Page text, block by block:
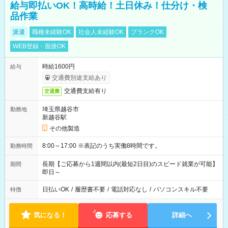
給与即払いOK！高時給！土日休み！仕分け・検
品作業
派遣 職種未経験OK 社会人未経験OK
ブランクOK
WEB登録・面接OK
給与
時給1600円
交通費別途支給あり
交通費 交通費支給有り
勤務地
埼玉県越谷市
新越谷駅
その他製造
勤務時間 8:00～17:00 ※表記のうち実働8時間です。
期間
長期【ご応募から1週間以内(最短2日目)のスピード就業が可能】
即日～
特徴 日払いOK / 履歴書不要 / 電話対応なし / パソコンスキル不要
気になる！ 応募する 詳細へ